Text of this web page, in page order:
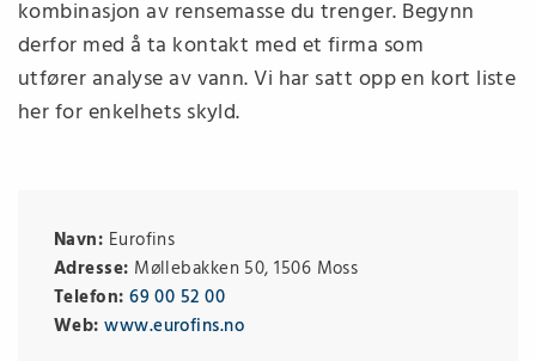
kombinasjon av rensemasse du trenger. Begynn
derfor med å ta kontakt med et firma som
utfører analyse av vann. Vi har satt opp en kort liste
her for enkelhets skyld.
Navn: Eurofins
Adresse: Møllebakken 50, 1506 Moss
Telefon:69 00 52 00
Web:www.eurofins.no